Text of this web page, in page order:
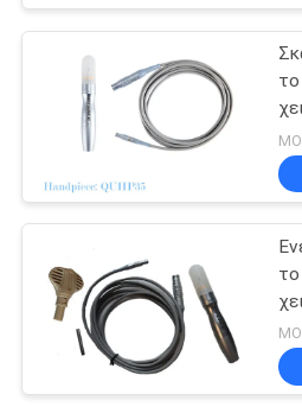
γραμμικά
κοπτών
το